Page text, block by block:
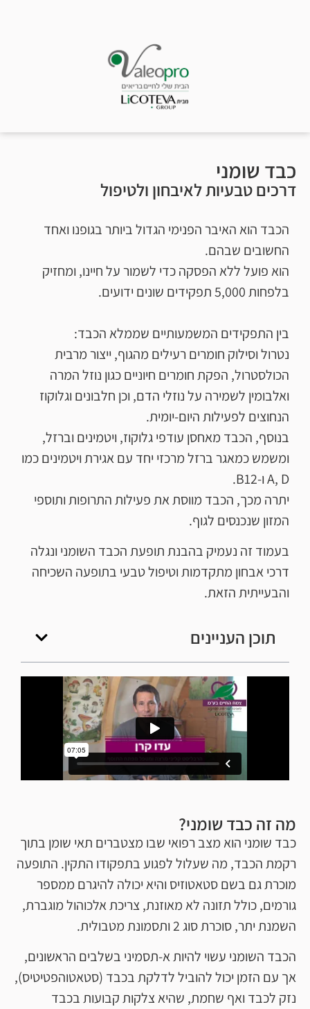
כבד שומני
דרכים טבעיות לאיבחון ולטיפול
הכבד הוא האיבר הפנימי הגדול ביותר בגופנו ואחד
החשובים שבהם.
הוא פועל ללא הפסקה כדי לשמור על חיינו, ומחזיק
בלפחות 5,000 תפקידים שונים ידועים.
בין התפקידים המשמעותיים שממלא הכבד:
נטרול וסילוק חומרים רעילים מהגוף, ייצור מרבית
הכולסטרול, הפקת חומרים חיוניים כגון נוזל המרה
ואלבומין לשמירה על נוזלי הדם, וכן חלבונים וגלוקוז
הנחוצים לפעילות היום-יומית.
בנוסף, הכבד מאחסן עודפי גלוקוז, ויטמינים וברזל,
ומשמש כמאגר ברזל מרכזי יחד עם אגירת ויטמינים כמו
A, D ו-B12.
יתרה מכך, הכבד מווסת את פעילות התרופות ותוספי
המזון שנכנסים לגוף.
בעמוד זה נעמיק בהבנת תופעת הכבד השומני ונגלה
דרכי אבחון מתקדמות וטיפול טבעי בתופעה השכיחה
והבעייתית הזאת.
תוכן העניינים
מה זה כבד שומני?
כבד שומני הוא מצב רפואי שבו מצטברים תאי שומן בתוך
רקמת הכבד, מה שעלול לפגוע בתפקודו התקין. התופעה
מוכרת גם בשם סטאטוזיס והיא יכולה להיגרם ממספר
גורמים, כולל תזונה לא מאוזנת, צריכת אלכוהול מוגברת,
השמנת יתר, סוכרת סוג 2 ותסמונת מטבולית.
הכבד השומני עשוי להיות א-תסמיני בשלבים הראשונים,
אך עם הזמן יכול להוביל לדלקת בכבד (סטאטוהפטיטיס),
נזק לכבד ואף שחמת, שהיא צלקות קבועות בכבד